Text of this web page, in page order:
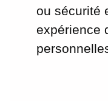
ou sécurité
expérience